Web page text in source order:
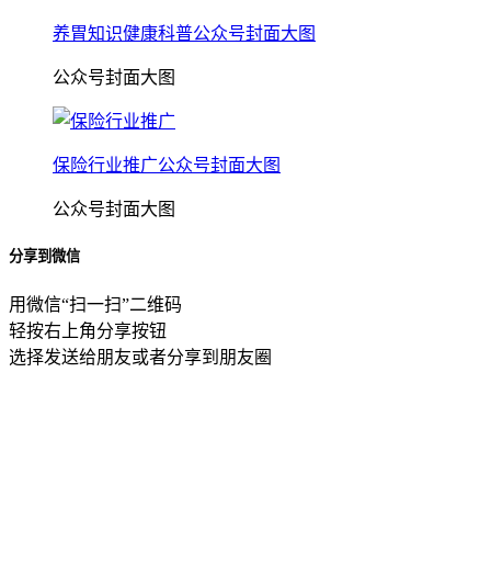
养胃知识健康科普公众号封面大图
公众号封面大图
保险行业推广公众号封面大图
公众号封面大图
分享到微信
用微信“扫一扫”二维码
轻按右上角分享按钮
选择发送给朋友或者分享到朋友圈